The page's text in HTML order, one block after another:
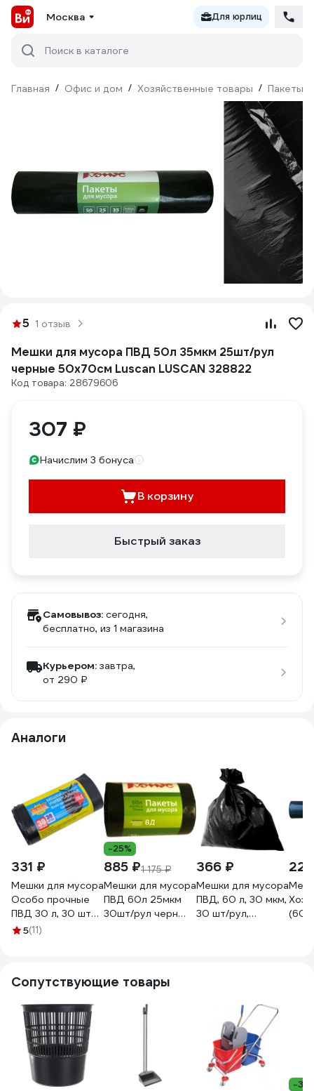
Москва Для юрлиц
Поиск в каталоге
Главная / Офис и дом / Хозяйственные товары / Пакеты
5 1 отзыв
Мешки для мусора ПВД 50л 35мкм 25шт/рул
черные 50х70см Luscan LUSCAN 328822
Код товара: 28679606
307 ₽
Начислим 3 бонуса
В корзину
Быстрый заказ
Самовывоз: сегодня,
бесплатно, из 1 магазина
Курьером: завтра,
от 290 ₽
Аналоги
331 ₽
Мешки для мусора
Особо прочные
ПВД 30 л, 30 шт
Крепак
5(11)
-25%
885 ₽1 175 ₽
Мешки для мусора
ПВД 60л 25мкм
30шт/рул черн
366 ₽
Мешки для мусора
ПВД, 60 л, 30 мкм,
30 шт/рул,
(60
Сопутствующие товары
-